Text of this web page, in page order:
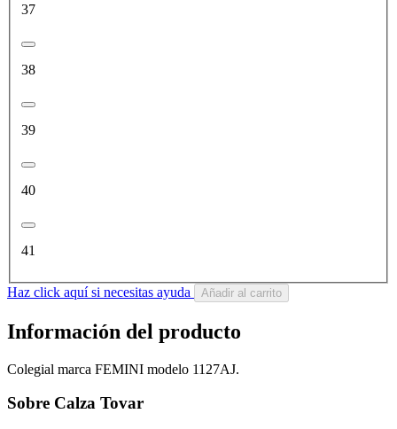
37
38
39
40
41
Haz click aquí si necesitas ayuda Añadir al carrito
Información del producto
Colegial marca FEMINI modelo 1127AJ.
Sobre Calza Tovar